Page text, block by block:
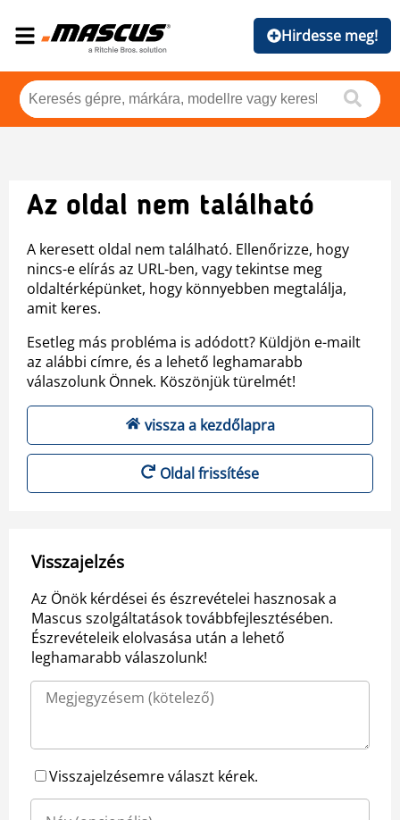
Hirdesse meg!
Az oldal nem található
A keresett oldal nem található. Ellenőrizze, hogy
nincs-e elírás az URL-ben, vagy tekintse meg
oldaltérképünket, hogy könnyebben megtalálja,
amit keres.
Esetleg más probléma is adódott? Küldjön e-mailt
az alábbi címre, és a lehető leghamarabb
válaszolunk Önnek. Köszönjük türelmét!
vissza a kezdőlapra
Oldal frissítése
Visszajelzés
Az Önök kérdései és észrevételei hasznosak a
Mascus szolgáltatások továbbfejlesztésében.
Észrevételeik elolvasása után a lehető
leghamarabb válaszolunk!
Visszajelzésemre választ kérek.